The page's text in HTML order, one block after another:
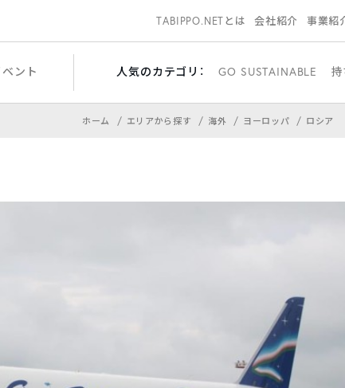
TABIPPO.NETとは 会社紹介 事業紹
ベント 人気のカテゴリ： GO SUSTAINABLE
ホーム エリアから探す 海外 ヨーロッパ ロシア